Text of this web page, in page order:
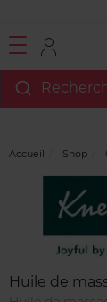
Accueil Shop
Marque
Huile de